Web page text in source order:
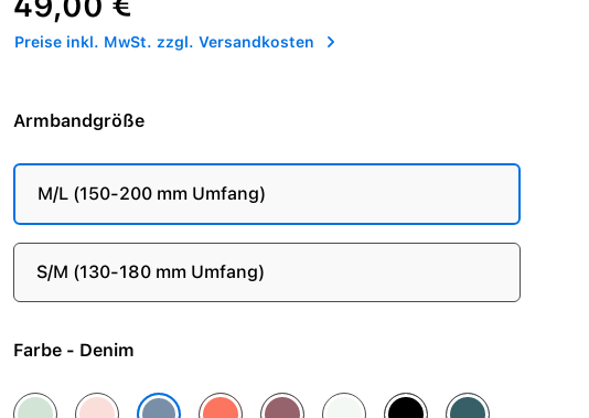
Preise inkl. MwSt. zzgl. Versandkosten
Armbandgröße
M/L (150-200 mm Umfang)
S/M (130-180 mm Umfang)
Farbe - Denim
AquamarinBlassrosaDenim MandarinePflaumePolarsternSchwarzSeegrün